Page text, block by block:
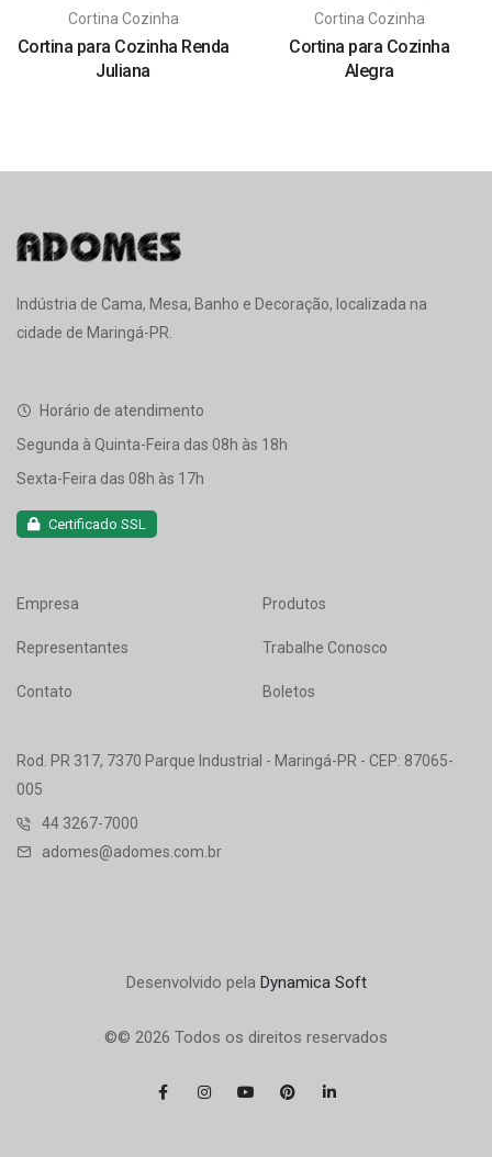
Cortina Cozinha
Cortina para Cozinha Renda
Juliana
Cortina Cozinha
Cortina para Cozinha
Alegra
Indústria de Cama, Mesa, Banho e Decoração, localizada na
cidade de Maringá-PR.
Horário de atendimento
Segunda à Quinta-Feira das 08h às 18h
Sexta-Feira das 08h às 17h
Certificado SSL
Empresa Produtos
Representantes Trabalhe Conosco
Contato Boletos
Rod. PR 317, 7370 Parque Industrial - Maringá-PR - CEP: 87065-
005
44 3267-7000
adomes@adomes.com.br
Desenvolvido pela Dynamica Soft
©© 2026 Todos os direitos reservados